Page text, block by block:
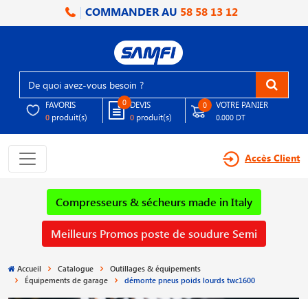
COMMANDER AU 58 58 13 12
FAVORIS
0 produit(s)
0 DEVIS
0 produit(s)
0 VOTRE PANIER
0.000 DT
Accès Client
Compresseurs & sécheurs made in Italy
Meilleurs Promos poste de soudure Semi
Accueil Catalogue
Outillages & équipements
Équipements de garage
démonte pneus poids lourds twc1600